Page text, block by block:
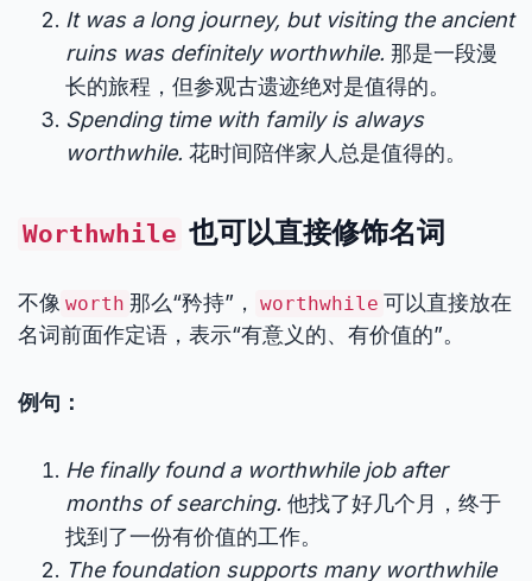
It was a long journey, but visiting the ancient
ruins was definitely worthwhile. 那是一段漫
长的旅程，但参观古遗迹绝对是值得的。
Spending time with family is always
worthwhile. 花时间陪伴家人总是值得的。
Worthwhile 也可以直接修饰名词
不像 worth 那么“矜持”， worthwhile 可以直接放在
名词前面作定语，表示“有意义的、有价值的”。
例句：
He finally found a worthwhile job after
months of searching. 他找了好几个月，终于
找到了一份有价值的工作。
The foundation supports many worthwhile